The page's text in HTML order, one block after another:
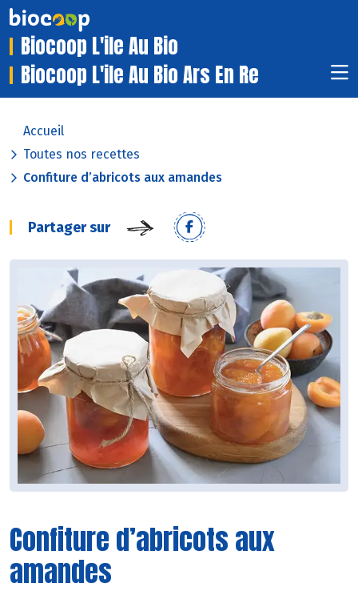
Biocoop L'ile Au Bio
Biocoop L'ile Au Bio Ars En Re
Accueil
Toutes nos recettes
Confiture d’abricots aux amandes
Partager sur
Confiture d’abricots aux
amandes